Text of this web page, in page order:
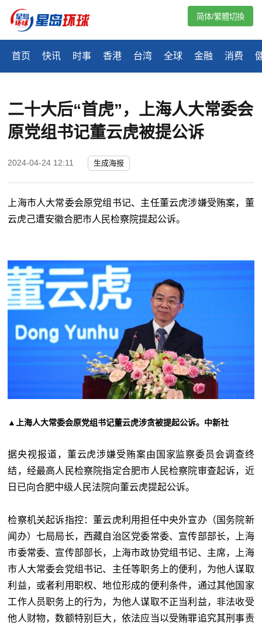
首页 快讯 时事 香港 台湾 全球 金融 消费
简体/繁體切換
二十大后“首虎”，上海人大常委会
原党组书记董云虎被提公诉
2024-04-24 12:11 生成海报
上海市人大常委会原党组书记、主任董云虎涉嫌受贿案，董
云虎己遭安徽合肥市人民检察院提起公诉。
▲上海人大常委会原党组书记董云虎涉贪被提起公诉。中新社
据央视报道，董云虎涉嫌受贿案由国家监察委员会调查终
结，经最高人民检察院指定合肥市人民检察院审查起诉，近
日已向合肥中级人民法院向董云虎提起公诉。
检察机关起诉指控：董云虎利用担任中央外宣办（国务院新
闻办）七局局长，西藏自治区党委常委、宣传部部长，上海
市委常委、宣传部部长，上海市政协党组书记、主席，上海
市人大常委会党组书记、主任等职务上的便利，为他人谋取
利益，或者利用职权、地位形成的便利条件，通过其他国家
工作人员职务上的行为，为他人谋取不正当利益，非法收受
他人财物，数额特别巨大，依法应当以受贿罪追究其刑事责